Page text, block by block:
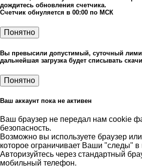
дождитесь обновления счетчика.
Счетчик обнуляется в 00:00 по МСК
Понятно
Вы превысили допустимый, суточный лимит
дальнейшая загрузка будет списывать
Понятно
Ваш аккаунт пока не активен
Ваш браузер не передал нам cookie
безопасность.
Возможно вы используете браузер
которое ограничивает Ваши "следы" в
Авторизуйтесь через стандартный
мобильный телефон.